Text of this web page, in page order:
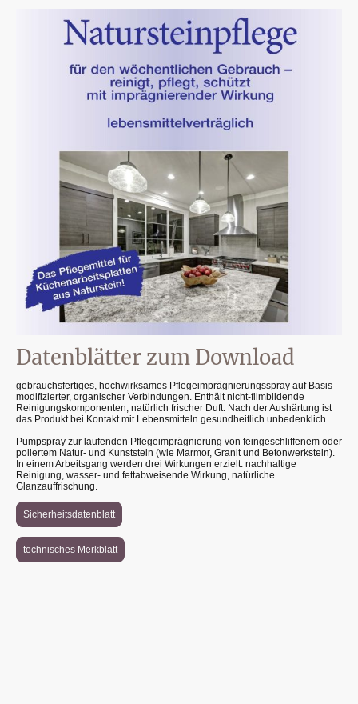
Datenblätter zum Download
gebrauchsfertiges, hochwirksames Pflegeimprägnierungsspray auf Basis
modifizierter, organischer Verbindungen. Enthält nicht-filmbildende
Reinigungskomponenten, natürlich frischer Duft. Nach der Aushärtung ist
das Produkt bei Kontakt mit Lebensmitteln gesundheitlich unbedenklich
Pumpspray zur laufenden Pflegeimprägnierung von feingeschliffenem oder
poliertem Natur- und Kunststein (wie Marmor, Granit und Betonwerkstein).
In einem Arbeitsgang werden drei Wirkungen erzielt: nachhaltige
Reinigung, wasser- und fettabweisende Wirkung, natürliche
Glanzauffrischung.
Sicherheitsdatenblatt
technisches Merkblatt